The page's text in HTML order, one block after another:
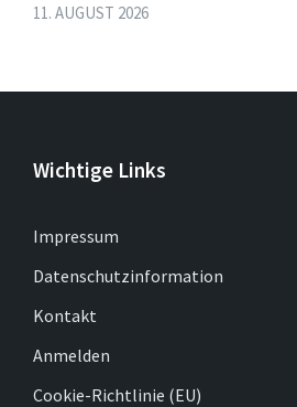
11. AUGUST 2026
Wichtige Links
Impressum
Datenschutzinformation
Kontakt
Anmelden
Cookie-Richtlinie (EU)